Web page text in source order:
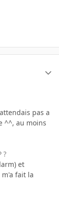
pas a
^^, au moins
?
et
fait la